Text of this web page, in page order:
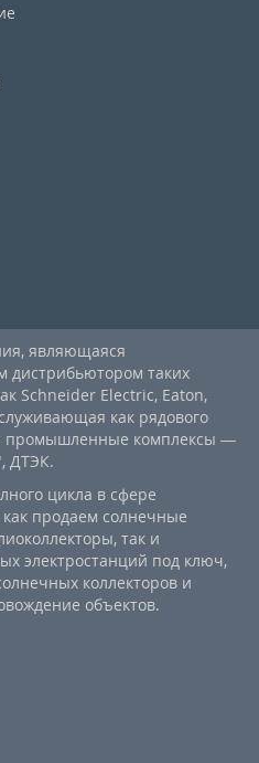
являющаяся
таких
Schneider Electric, Eaton,
как рядового
промышленные комплексы —
ДТЭК.
цикла в сфере
продаем солнечные
так и
электростанций под ключ,
коллекторов и
объектов.